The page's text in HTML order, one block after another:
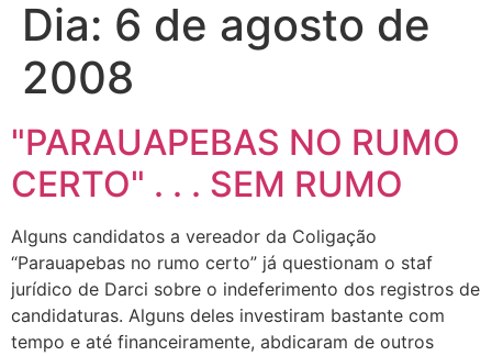
Dia: 6 de agosto de
2008
"PARAUAPEBAS NO RUMO
CERTO" . . . SEM RUMO
Alguns candidatos a vereador da Coligação
“Parauapebas no rumo certo” já questionam o staf
jurídico de Darci sobre o indeferimento dos registros de
candidaturas. Alguns deles investiram bastante com
tempo e até financeiramente, abdicaram de outros